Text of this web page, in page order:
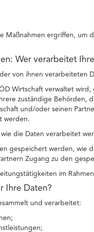
Maßnahmen ergriffen, um
Wer verarbeitet
von ihnen verarbeiteten
Wirtschaft verwaltet
zuständige Behörden,
und/oder seinen
werden.
die Daten verarbeitet
gespeichert werden, wie
Zugang zu den
im
Ihre Daten?
und verarbeitet: